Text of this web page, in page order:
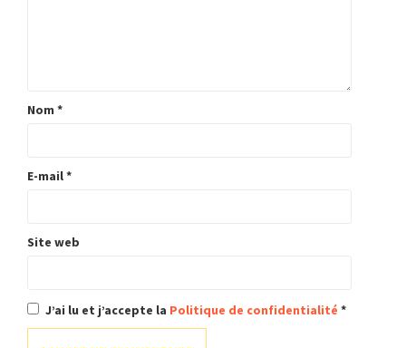
Nom *
E-mail*
Site web
J’ai lu et j’accepte la Politique de confidentialité *